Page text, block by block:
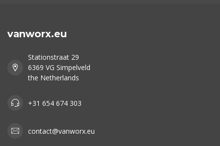
vanworx.eu
Stationstraat 29
6369 VG Simpelveld
the Netherlands
+31 654 674 303
contact@vanworx.eu